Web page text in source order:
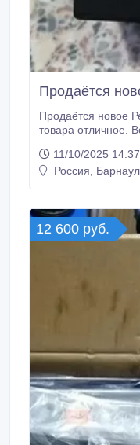
Продаётся
Продаётся новое
товара отличное.
11/10/2025 14:37
Россия, Барнаул
12 600 руб.